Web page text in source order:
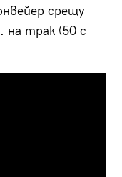
срещу
на трак (50 с